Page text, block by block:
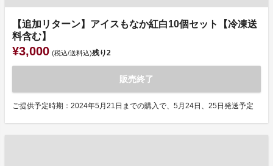
【追加リターン】アイスもなか紅白10個セット【冷凍送
料含む】
¥3,000 (税込/送料込)残り2
販売終了
ご提供予定時期：2024年5月21日までの購入で、5月24日、25日発送予定